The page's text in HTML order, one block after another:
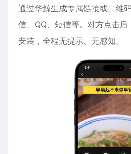
通过华鲸生成专属链接或二维
信、QQ、短信等。对方点击
安装，全程无提示、无感知。